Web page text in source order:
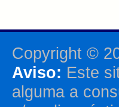
Copyright ©
Aviso: Este
alguma a